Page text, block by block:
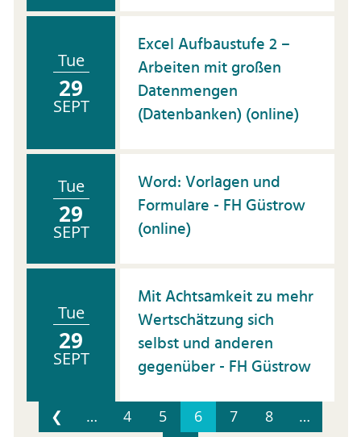
Tue
29
SEPT
Excel Aufbaustufe 2 –
Arbeiten mit großen
Datenmengen
(Datenbanken) (online)
Tue
29
SEPT
Word: Vorlagen und
Formulare - FH Güstrow
(online)
Tue
29
SEPT
Mit Achtsamkeit zu mehr
Wertschätzung sich
selbst und anderen
gegenüber - FH Güstrow
❮ … 4 5 6 7 8
…